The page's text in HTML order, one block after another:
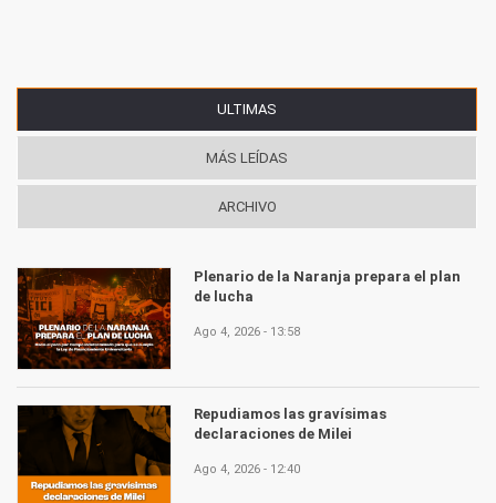
ULTIMAS
MÁS LEÍDAS
ARCHIVO
Plenario de la Naranja prepara el plan
de lucha
Ago 4, 2026 - 13:58
Repudiamos las gravísimas
declaraciones de Milei
Ago 4, 2026 - 12:40